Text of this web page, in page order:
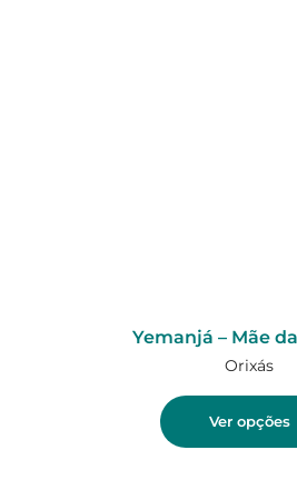
Yemanjá – Mãe
Orixás
Ver opções